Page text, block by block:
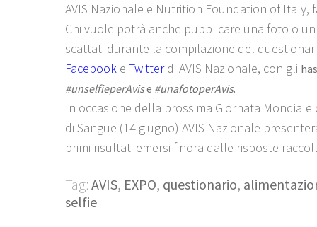
AVIS Nazionale e Nutrition Foundation of Italy,
Chi vuole potrà anche pubblicare una foto o
scattati durante la compilazione del
Facebook e Twitterdi AVIS Nazionale, con gli
#unselfieperAvise #unafotoperAvis.
In occasione della prossima Giornata
di Sangue (14 giugno) AVIS Nazionale
primi risultati emersi finora dalle risposte
Tag: AVIS, EXPO, questionario,
selfie